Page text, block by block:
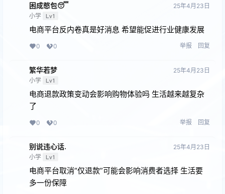
困成憨包😴
小学 Lv1
25年4月23日
电商平台反内卷真是好消息 希望能促进行业健康发展
0 0 举报 回复
繁华若梦
小学 Lv1
25年4月23日
电商退款政策变动会影响购物体验吗 生活越来越复杂
了
0 0 举报 回复
别说违心话.
小学 Lv1
25年4月23日
电商平台取消“仅退款”可能会影响消费者选择 生活要
多一份保障